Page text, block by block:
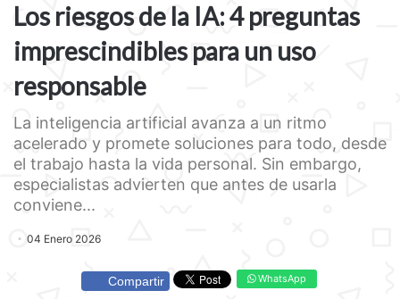
Los riesgos de la IA: 4 preguntas
imprescindibles para un uso
responsable
La inteligencia artificial avanza a un ritmo
acelerado y promete soluciones para todo, desde
el trabajo hasta la vida personal. Sin embargo,
especialistas advierten que antes de usarla
conviene...
04 Enero 2026
Compartir WhatsApp